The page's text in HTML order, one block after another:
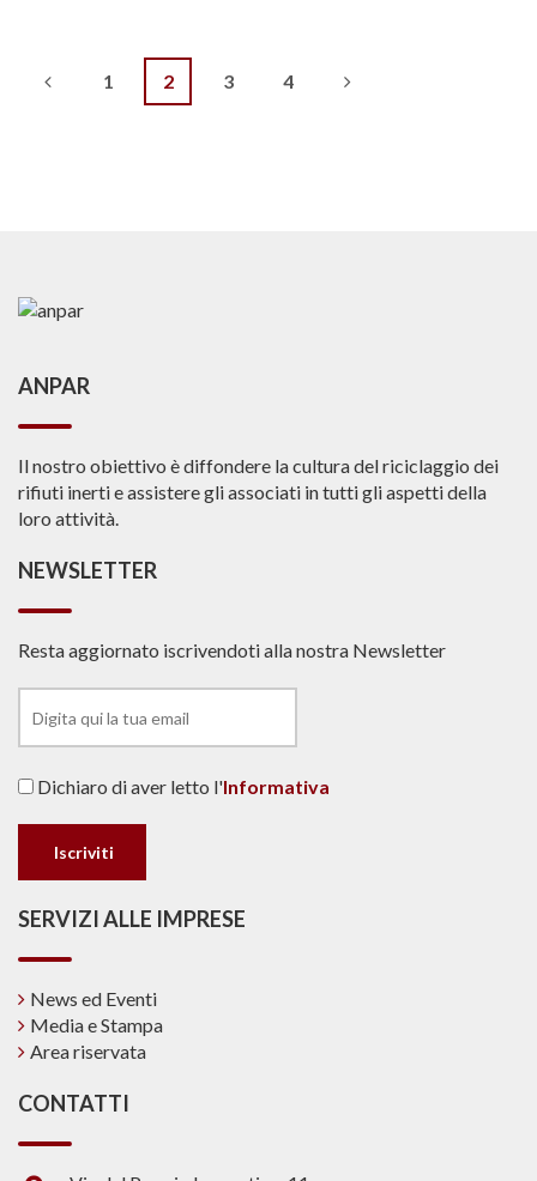
Navigazione
1 2 3 4
ANPAR
Il nostro obiettivo è diffondere la cultura del riciclaggio dei
rifiuti inerti e assistere gli associati in tutti gli aspetti della
loro attività.
NEWSLETTER
Resta aggiornato iscrivendoti alla nostra Newsletter
Dichiaro di aver letto l'Informativa
SERVIZI ALLE IMPRESE
News ed Eventi
Media e Stampa
Area riservata
CONTATTI